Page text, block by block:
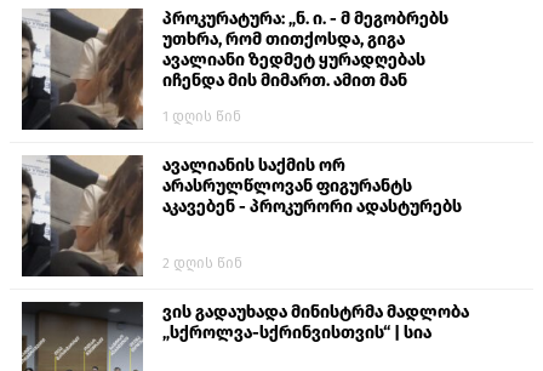
პროკურატურა: „ნ. ი. - მ მეგობრებს
უთხრა, რომ თითქოსდა, გიგა
ავალიანი ზედმეტ ყურადღებას
იჩენდა მის მიმართ. ამით მან
თავს დასხმოდა გიგა ავალიანს“
1 დღის წინ
ავალიანის საქმის ორ
არასრულწლოვან ფიგურანტს
აკავებენ - პროკურორი ადასტურებს
2 დღის წინ
ვის გადაუხადა მინისტრმა მადლობა
„სქროლვა-სქრინვისთვის“ | სია